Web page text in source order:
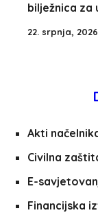
bilježnica za
22. srpnja, 2026.
Akti
Civilna
E-
Financijska